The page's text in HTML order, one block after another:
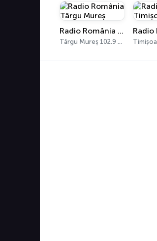
Radio România Târgu Mureș
Târgu Mureș 102.9 FM